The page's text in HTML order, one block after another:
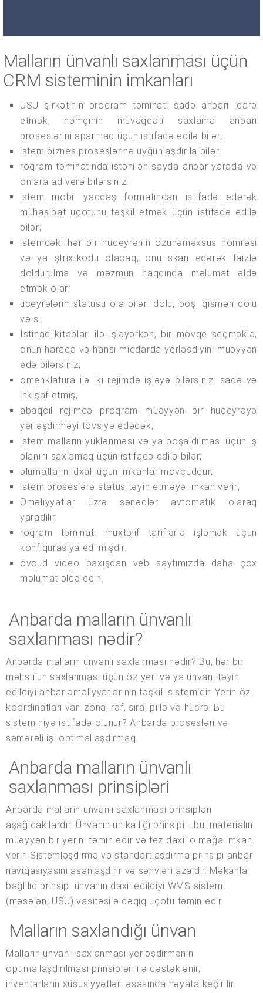
Malların ünvanlı saxlanması üçün
CRM sisteminin imkanları
USU şirkətinin proqram təminatı sadə anbarı idarə
etmək, həmçinin müvəqqəti saxlama anbarı
proseslərini aparmaq üçün istifadə edilə bilər;
istem biznes proseslərinə uyğunlaşdırıla bilər;
roqram təminatında istənilən sayda anbar yarada və
onlara ad verə bilərsiniz;
istem mobil yaddaş formatından istifadə edərək
mühasibat uçotunu təşkil etmək üçün istifadə edilə
bilər;
istemdəki hər bir hüceyrənin özünəməxsus nömrəsi
və ya ştrix-kodu olacaq, onu skan edərək faizlə
doldurulma və məzmun haqqında məlumat əldə
etmək olar;
üceyrələrin statusu ola bilər: dolu, boş, qismən dolu
və s.;
İstinad kitabları ilə işləyərkən, bir mövqe seçməklə,
onun harada və hansı miqdarda yerləşdiyini müəyyən
edə bilərsiniz;
omenklatura ilə iki rejimdə işləyə bilərsiniz: sadə və
inkişaf etmiş;
abaqcıl rejimdə proqram müəyyən bir hüceyrəyə
yerləşdirməyi tövsiyə edəcək;
istem malların yüklənməsi və ya boşaldılması üçün iş
planını saxlamaq üçün istifadə edilə bilər;
əlumatların idxalı üçün imkanlar mövcuddur;
istem proseslərə status təyin etməyə imkan verir;
Əməliyyatlar üzrə sənədlər avtomatik olaraq
yaradılır;
roqram təminatı müxtəlif tariflərlə işləmək üçün
konfiqurasiya edilmişdir;
övcud video baxışdan veb saytımızda daha çox
məlumat əldə edin.
Anbarda malların ünvanlı
saxlanması nədir?
Anbarda malların ünvanlı saxlanması nədir? Bu, hər bir
məhsulun saxlanması üçün öz yeri və ya ünvanı təyin
edildiyi anbar əməliyyatlarının təşkili sistemidir. Yerin öz
koordinatları var: zona, rəf, sıra, pillə və hücrə. Bu
sistem niyə istifadə olunur? Anbarda prosesləri və
səmərəli işi optimallaşdırmaq.
Anbarda malların ünvanlı
saxlanması prinsipləri
Anbarda malların ünvanlı saxlanması prinsipləri
aşağıdakılardır. Ünvanın unikallığı prinsipi - bu, materialın
müəyyən bir yerini təmin edir və tez daxil olmağa imkan
verir. Sistemləşdirmə və standartlaşdırma prinsipi anbar
naviqasiyasını asanlaşdırır və səhvləri azaldır. Məkanla
bağlılıq prinsipi ünvanın daxil edildiyi WMS sistemi
(məsələn, USU) vasitəsilə dəqiq uçotu təmin edir.
Malların saxlandığı ünvan
Malların ünvanlı saxlanması yerləşdirmənin
optimallaşdırılması prinsipləri ilə dəstəklənir,
inventarların xüsusiyyətləri əsasında həyata keçirilir.